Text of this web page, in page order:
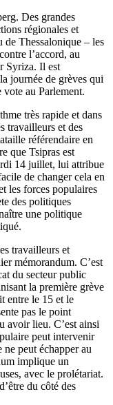
Des grandes
régionales et
de Thessalonique – les
l’accord, au
Syriza. Il est
journée de grèves qui
vote au Parlement.
très rapide et dans
travailleurs et des
référendaire en
que Tsipras est
14 juillet, lui attribue
de changer cela en
les forces populaires
des politiques
une politique
travailleurs et
mémorandum. C’est
du secteur public
la première grève
entre le 15 et le
pas le point
avoir lieu. C’est ainsi
peut intervenir
ne peut échapper au
implique un
avec le prolétariat.
du côté des